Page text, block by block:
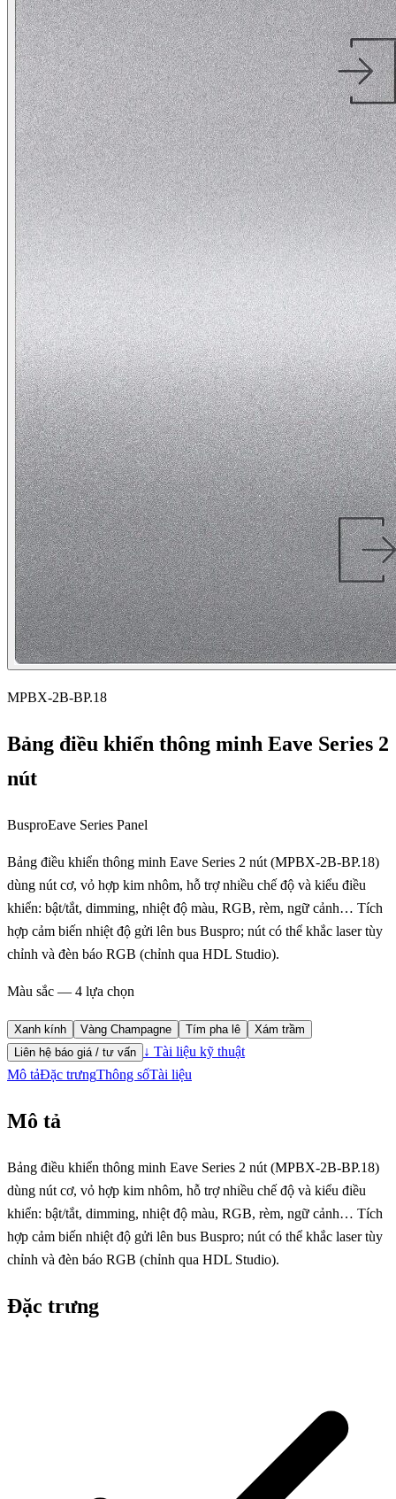
MPBX-2B-BP.18
Bảng điều khiển thông minh Eave Series 2
nút
BusproEave Series Panel
Bảng điều khiển thông minh Eave Series 2 nút (MPBX-2B-BP.18)
dùng nút cơ, vỏ hợp kim nhôm, hỗ trợ nhiều chế độ và kiểu điều
khiển: bật/tắt, dimming, nhiệt độ màu, RGB, rèm, ngữ cảnh… Tích
hợp cảm biến nhiệt độ gửi lên bus Buspro; nút có thể khắc laser tùy
chỉnh và đèn báo RGB (chỉnh qua HDL Studio).
Màu sắc — 4 lựa chọn
Xanh kính Vàng Champagne Tím pha lê
Xám trầm
Liên hệ báo giá / tư vấn
↓ Tài liệu kỹ thuật
Mô tảĐặc trưngThông sốTài liệu
Mô tả
Bảng điều khiển thông minh Eave Series 2 nút (MPBX-2B-BP.18)
dùng nút cơ, vỏ hợp kim nhôm, hỗ trợ nhiều chế độ và kiểu điều
khiển: bật/tắt, dimming, nhiệt độ màu, RGB, rèm, ngữ cảnh… Tích
hợp cảm biến nhiệt độ gửi lên bus Buspro; nút có thể khắc laser tùy
chỉnh và đèn báo RGB (chỉnh qua HDL Studio).
Đặc trưng